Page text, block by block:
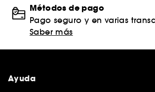
Métodos de pago
Pago seguro y en varias
Saber más
Ayuda